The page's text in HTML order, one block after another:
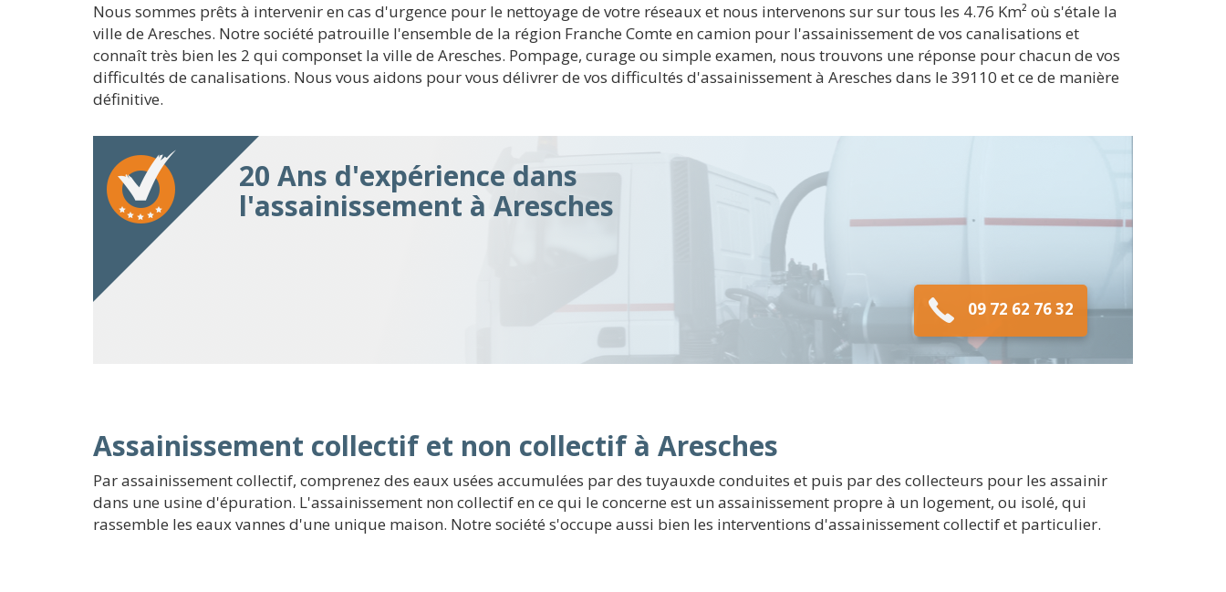
Nous sommes prêts à intervenir en cas d'urgence pour le nettoyage de votre réseaux et nous intervenons sur sur tous les 4.76 Km² où s'étale la
ville de Aresches. Notre société patrouille l'ensemble de la région Franche Comte en camion pour l'assainissement de vos canalisations et
connaît très bien les 2 qui componset la ville de Aresches. Pompage, curage ou simple examen, nous trouvons une réponse pour chacun de vos
difficultés de canalisations. Nous vous aidons pour vous délivrer de vos difficultés d'assainissement à Aresches dans le 39110 et ce de manière
définitive.
20 Ans d'expérience dans
l'assainissement à Aresches
09 72 62 76 32
Assainissement collectif et non collectif à Aresches
Par assainissement collectif, comprenez des eaux usées accumulées par des tuyauxde conduites et puis par des collecteurs pour les assainir
dans une usine d'épuration. L'assainissement non collectif en ce qui le concerne est un assainissement propre à un logement, ou isolé, qui
rassemble les eaux vannes d'une unique maison. Notre société s'occupe aussi bien les interventions d'assainissement collectif et particulier.